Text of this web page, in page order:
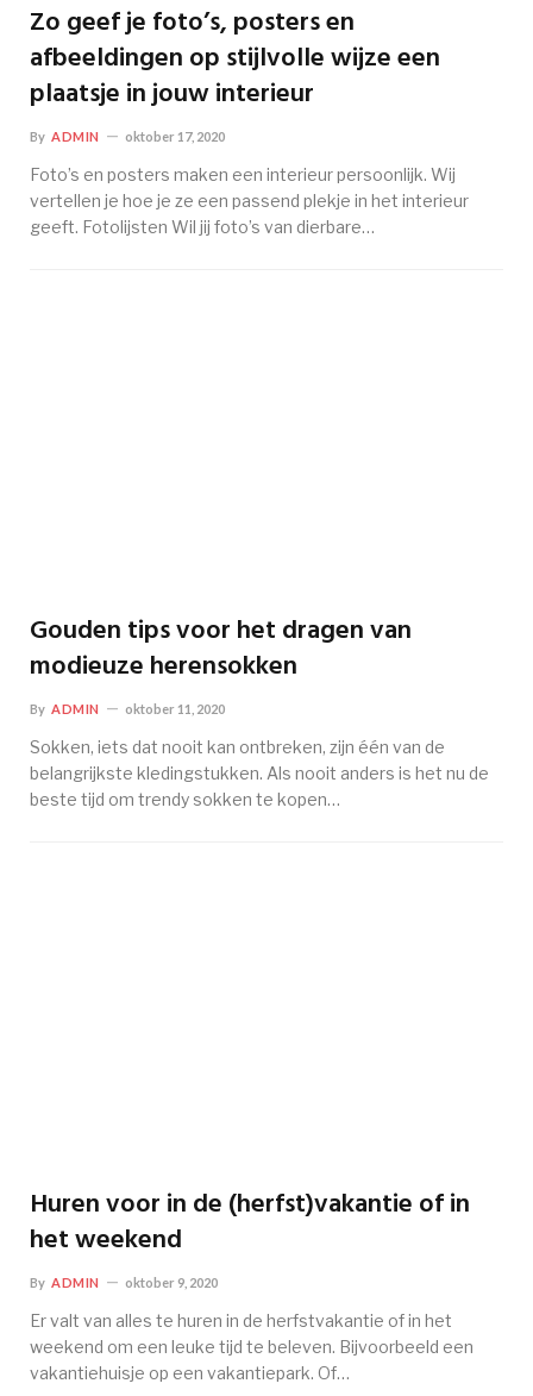
Zo geef je foto’s, posters en
afbeeldingen op stijlvolle wijze een
plaatsje in jouw interieur
By ADMIN oktober 17, 2020
Foto’s en posters maken een interieur persoonlijk. Wij
vertellen je hoe je ze een passend plekje in het interieur
geeft. Fotolijsten Wil jij foto’s van dierbare…
Gouden tips voor het dragen van
modieuze herensokken
By ADMIN oktober 11, 2020
Sokken, iets dat nooit kan ontbreken, zijn één van de
belangrijkste kledingstukken. Als nooit anders is het nu de
beste tijd om trendy sokken te kopen…
Huren voor in de (herfst)vakantie of in
het weekend
By ADMIN oktober 9, 2020
Er valt van alles te huren in de herfstvakantie of in het
weekend om een leuke tijd te beleven. Bijvoorbeeld een
vakantiehuisje op een vakantiepark. Of…